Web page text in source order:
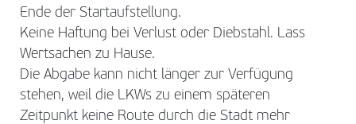
Ende der Startaufstellung.
Keine Haftung bei Verlust oder Diebstahl. Lass
Wertsachen zu Hause.
Die Abgabe kann nicht länger zur Verfügung
stehen, weil die LKWs zu einem späteren
Zeitpunkt keine Route durch die Stadt mehr